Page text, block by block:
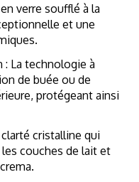
verre soufflé à la
et une
: La technologie à
de buée ou de
protégeant ainsi
cristalline qui
couches de lait et